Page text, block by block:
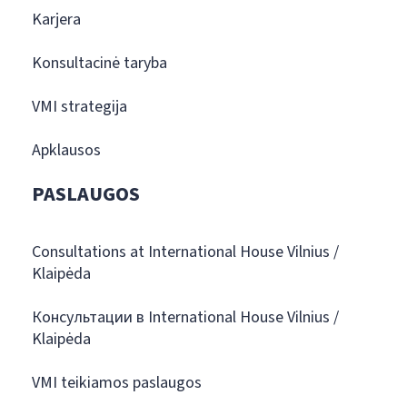
Karjera
Konsultacinė taryba
VMI strategija
Apklausos
PASLAUGOS
Consultations at International House Vilnius /
Klaipėda
Консультации в International House Vilnius /
Klaipėda
VMI teikiamos paslaugos